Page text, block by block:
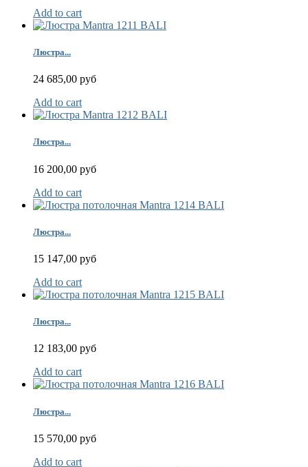
Add to cart
Люстра...
24 685,00 руб
Add to cart
Люстра...
16 200,00 руб
Add to cart
Люстра...
15 147,00 руб
Add to cart
Люстра...
12 183,00 руб
Add to cart
Люстра...
15 570,00 руб
Add to cart